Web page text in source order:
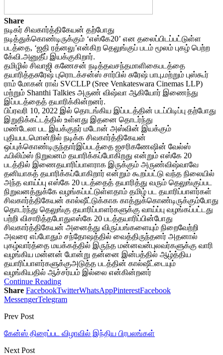
Share
நடிகர் சிவகார்த்திகேயன் தற்போது
நடித்துக்கொண்டிருக்கும் ‘எஸ்கே20’ என தலைப்பிடப்பட்டுள்ள
படத்தை, ‘ஜதி ரத்னலு’என்கிற தெலுங்குப் படம் மூலம் புகழ் பெற்ற
கே்வி.அனுதீப் இயக்குகிறார்.
தமிழில் சிவாஜி கணேசன் நடித்தவசந்தமாளிகைபடத்தை
தயாரித்தசுரேஷ் புரொடக்சன்ஸ் சார்பில் சுரேஷ் பாபு,மற்றும் புஸ்கூர்
ராம் மோகன் ராவ் SVCLLP (Sree Venkateswara Cinemas LLP)
மற்றும் Shanthi Talkies அருண் விஷ்வா ஆகியோர் இணைந்து
இப்படத்தைத் தயாரிக்கின்றனர்.
பிப்ரவரி 10, 2022 இல் தொடங்கிய இப்படத்தின் படப்பிடிப்பு தற்போது
இறுதிக்கட்டத்தில் உள்ளது இதனை தொடர்ந்து
மண்டேலா பட இயக்குநர் மடோன் அஸ்வின் இயக்கும்
புதியபடமொன்றில் நடிக்க சிவகார்த்திகேயன்
ஒப்புக்கொண்டிருந்தார்இப்படத்தை ஐசரிகணேஷின் வேல்ஸ்
ஃபிலிம்ஸ் நிறுவனம் தயாரிக்கப்போகிறது என்றும் எஸ்கே 20
படத்தில் இணைதயாரிப்பாளராக இருக்கும் அருண்விஷ்வாவே
தனியாகத் தயாரிக்கப்போகிறார் என்றும் கூறப்பட்டு வந்த நிலையில்
அந்த வாய்ப்பு எஸ்கே 20 படத்தைத் தயாரித்து வரும் தெலுங்குப்பட
நிறுவனத்துக்கே வழங்கப்பட்டுள்ளதாம் தமிழ் பட தயாரிப்பாளர்கள்
சிவகார்த்திகேயன் கால்ஷீட்டுக்காக காத்துக்கொண்டிருக்கும்போது
தொடர்ந்து தெலுங்கு தயாரிப்பாளர்களுக்கு வாய்ப்பு வழங்கப்பட்டது
பற்றி விசாரித்தபோதுஎஸ்கே 20 படத்தயாரிப்பின்போது
சிவகார்த்திகேயன் அனைத்து விருப்பங்களையும் நிறைவேற்றி
அவரை எப்போதும் சந்தோஷத்தில் வைத்திருந்தனர் அதனால்
புகழ்வார்த்தை மயக்கத்தில் இருந்த மன்னவன்புலவர்களுக்கு வாரி
வழங்கிய மன்னன் போன்று தன்னை இன்பத்தில் ஆழ்த்திய
தயாரிப்பாளர்களுக்குஅடுத்த படத்தின் கால்ஷீட்டையும்
வழங்கியதில் ஆச்சர்யம் இல்லை என்கின்றனர்
Continue Reading
Share FacebookTwitterWhatsAppPinterestFacebook
MessengerTelegram
Prev Post
கேன்ஸ் திரைப்பட விழாவில் இந்திய பிரபலங்கள்
Next Post